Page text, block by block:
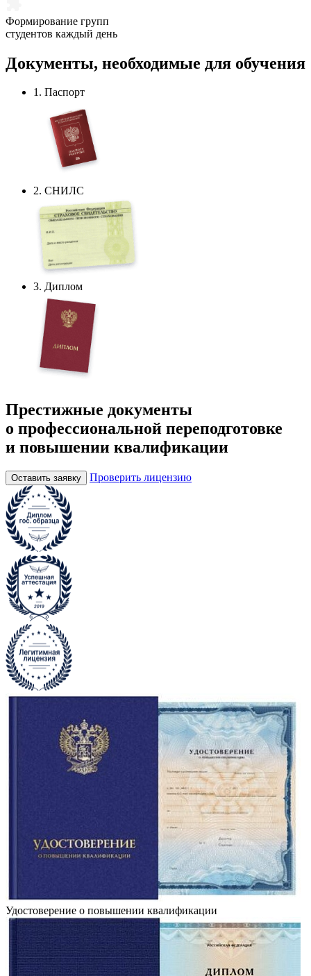
Формирование групп
студентов каждый день
Документы, необходимые для обучения
1. Паспорт
2. СНИЛС
3. Диплом
Престижные документы
о профессиональной переподготовке
и повышении квалификации
Оставить заявку Проверить лицензию
Удостоверение о повышении квалификации